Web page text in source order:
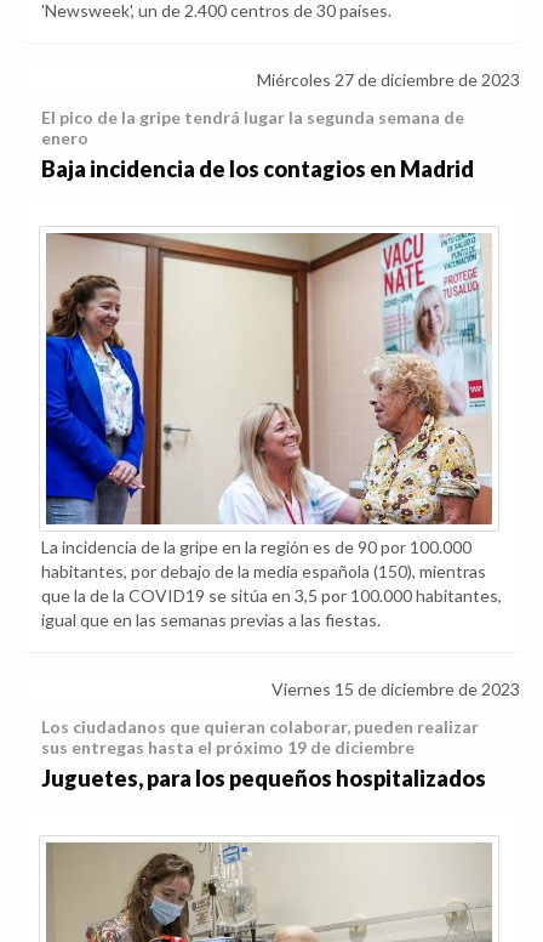
'Newsweek', un de 2.400 centros de 30 países.
Miércoles 27 de diciembre de 2023
El pico de la gripe tendrá lugar la segunda semana de
enero
Baja incidencia de los contagios en Madrid
La incidencia de la gripe en la región es de 90 por 100.000
habitantes, por debajo de la media española (150), mientras
que la de la COVID19 se sitúa en 3,5 por 100.000 habitantes,
igual que en las semanas previas a las fiestas.
Viernes 15 de diciembre de 2023
Los ciudadanos que quieran colaborar, pueden realizar
sus entregas hasta el próximo 19 de diciembre
Juguetes, para los pequeños hospitalizados